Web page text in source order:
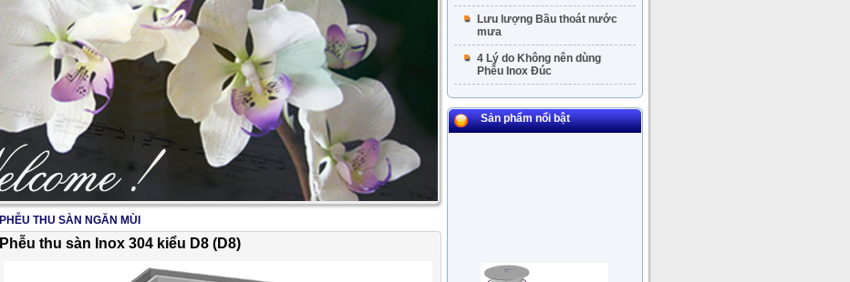
2/17
PHỄU THU SÀN NGĂN MÙI
Phễu thu sàn Inox 304 kiểu D8 (D8)
Lưu lượng Bầu thoát nước
mưa
4 Lý do Không nên dùng
Phễu Inox Đúc
Sản phẩm nổi bật